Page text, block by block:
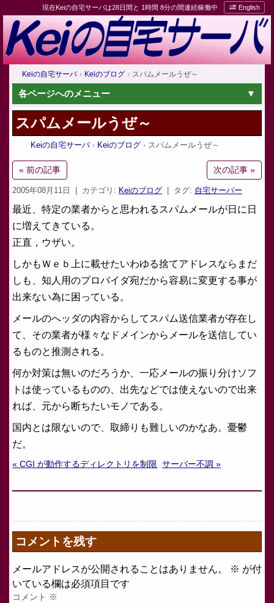
現在Keiの自宅サーバは28日間と 1時間 8分の間連続稼働中 English
Keiの自宅サーバ Keiのブログ スパムメールうぜ～
各ページへのメニュー
スパムメールうぜ～
Keiの自宅サーバ Keiのブログ スパムメールうぜ～
« 前の記事 次の記事 »
2005年08月11日 | カテゴリ: Keiのブログ | タグ: 自宅サーバー
最近、特定の業者からと思われるスパムメールが日に日
に増えてきている。
正直，ウザい。
しかもＷｅｂ上に載せたいわゆる捨てアドレスならまだ
しも、知人用のプロバイダ宛だから容易に変更する事が
出来ない為に困っている。
メールのへッダの内容からしてスパム送信業者が存在し
て、その業者が様々なドメインからメールを送信してい
るものと推測される。
何か対策は無いのだろうか、一応メールの振り分けソフ
トは使っているものの、出先などでは使えないので出来
れば、元から断ちたいモノである。
国内とは限ないので、取締りも難しいのかなあ。憂鬱
だ。
« CGI が動作するディレクトリを制限 サーバー不調 »
コメントを残す
メールアドレスが公開されることはありません。 ※ が付
いている欄は必須項目です
コメント ※